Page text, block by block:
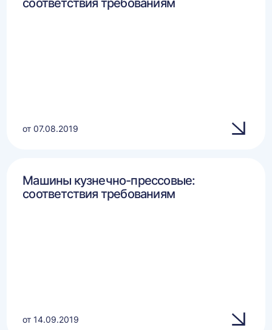
соответствия требованиям
от 07.08.2019
Машины кузнечно-прессовые:
соответствия требованиям
от 14.09.2019